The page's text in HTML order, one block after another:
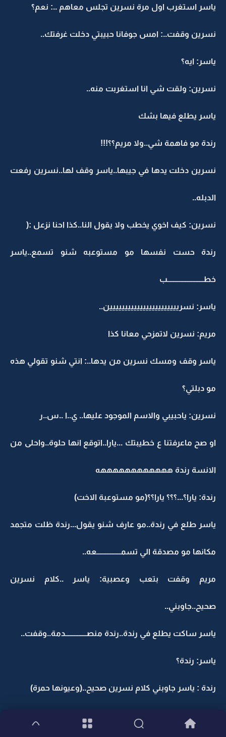
ياسر استغرب اول مرة نسرين تجلس معاهم ..: نعم؟
نسرين وقفت..: امس جوفانا حبيبتي دخلت غرفتك..
ياسر: ايه؟
نسرين: ولقت شي انا استغربت منه..
ياسر يطلع فيها بشك
رندة مو فاهمة شي..ولا مريم؟؟!!!
نسرين دخلت يدها في جيبها..ياسر وقف لها..نسرين رفعت
الدبله..
نسرين: كيف اخوي يخطب ولا يقول النا..كذا احنا نزعل :(
رندة حست نفسها مو مستوعبه شنو تسمع..ياسر
خطــــــــــــــــــــــــب
ياسر: نسرييييييييييييييييييييييين..
مريم: نسرين لاتمزحي معانا كذا
ياسر وقف ومسك نسرين من يدها..: انتي شنو تقولي هذه
مو دبلتي؟
نسرين: ياحبيبي والاسم الموجود عليها.. ي..ا ..س..ر
او صح ماعرفتنا ع خطيبتك ...يارا..اتوقع انها حلوة..واحلى من
الانسة رندة ههههههههههههه
رندة: يارا؟...؟؟؟ يارا؟؟(مو مستوعبة الاخت)
ياسر طلع في رندة..مو عارف شنو يقول...رندة ظلت متجمد
مكانها مو مصدقة الي تسمــــــــــــــــعه..
مريم وقفت بتعب وعصبية: ياسر ..كلام نسرين
صحيح..جاوبني..
ياسر ساكت يطلع في رندة..رندة منصــــــــــــــدمة..وقفت..
ياسر: رندة؟
رندة : ياسر جاوبني كلام نسرين صحيح..(وعيونها حمرة)